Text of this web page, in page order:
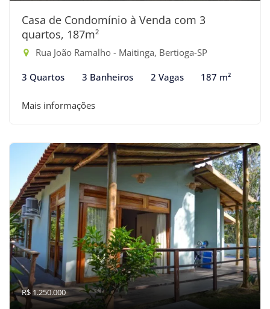
Casa de Condomínio à Venda com 3
quartos, 187m²
Rua João Ramalho - Maitinga, Bertioga-SP
3 Quartos 3 Banheiros 2 Vagas 187 m²
Mais informações
R$ 1.250.000